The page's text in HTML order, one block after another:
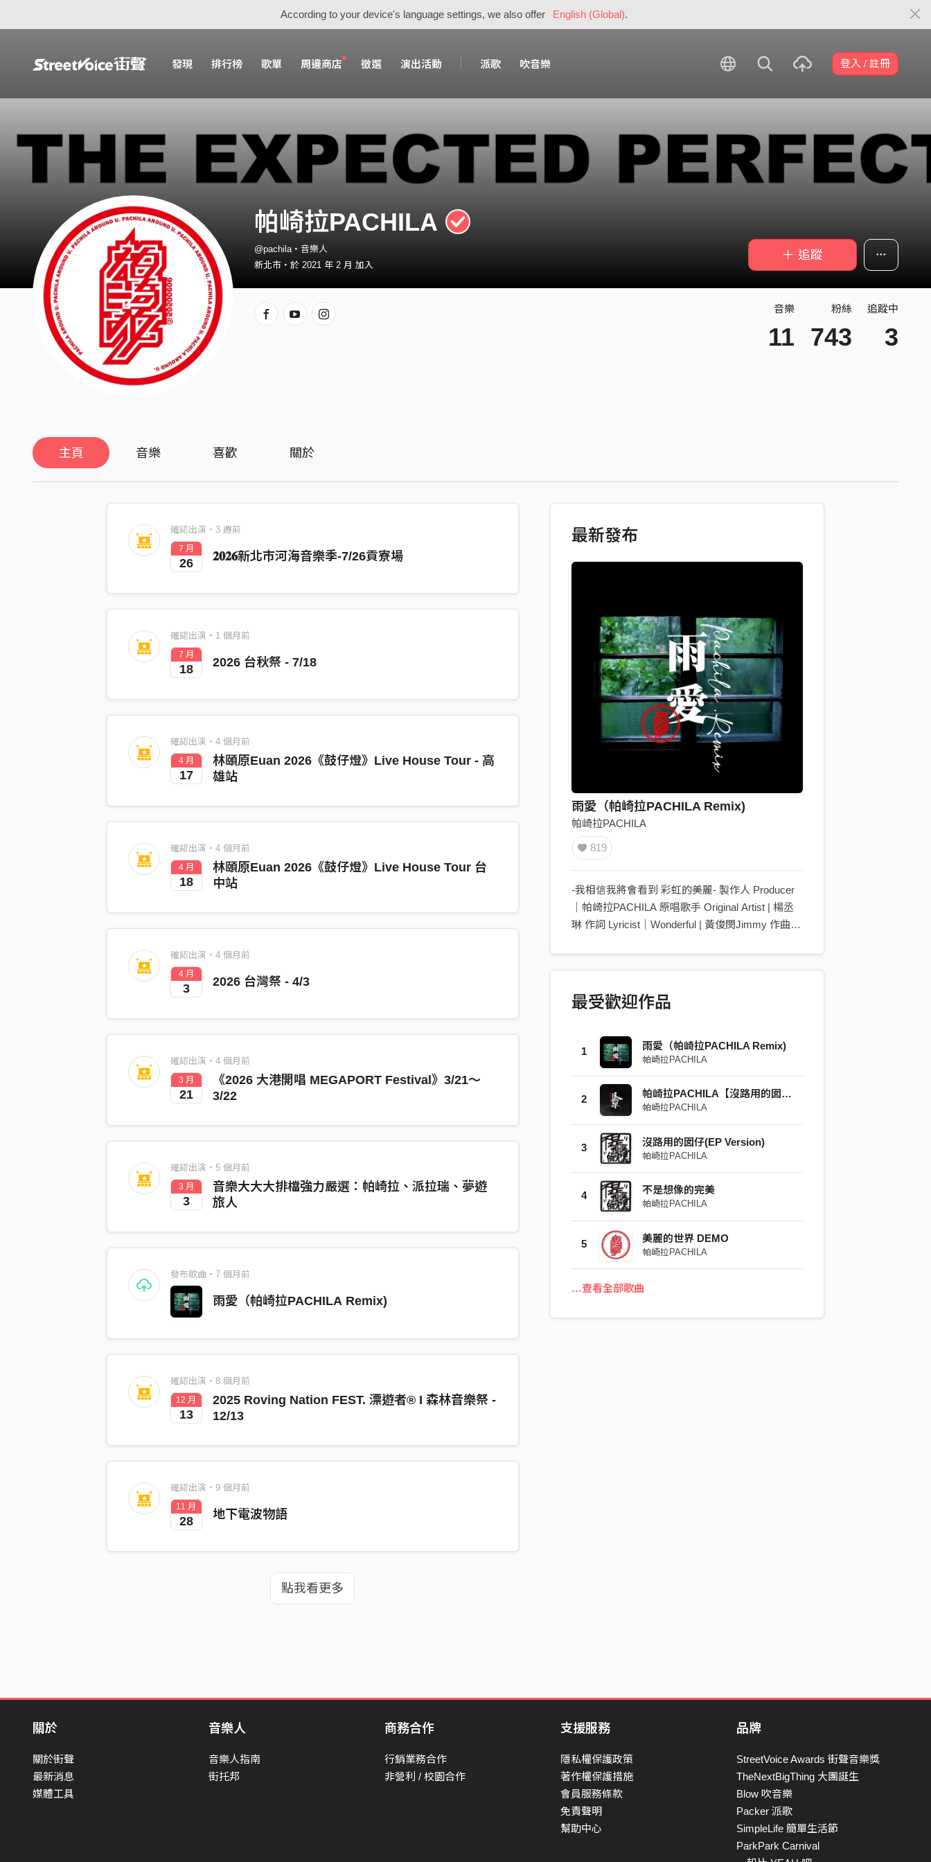
According to your device's language settings, we also offer English (Global).
發現 排行榜 歌單 周邊商店 徵選 演出活動 派歌 吹音樂 登入 / 註冊
帕崎拉PACHILA
@pachila・音樂人
新北市・於 2021 年 2 月 加入
＋ 追蹤
音樂
11
粉絲
743
追蹤中
3
主頁 音樂 喜歡 關於
確認出演・3 週前
7 月
26 𝟐𝟎𝟐𝟔新北市河海音樂季-7/26貢寮場
確認出演・1 個月前
7 月
18 2026 台秋祭 - 7/18
確認出演・4 個月前
4 月
17
林頤原Euan 2026《鼓仔燈》Live House Tour - 高
雄站
確認出演・4 個月前
4 月
18
林頤原Euan 2026《鼓仔燈》Live House Tour 台
中站
確認出演・4 個月前
4 月
3 2026 台灣祭 - 4/3
確認出演・4 個月前
3 月
21
《2026 大港開唱 MEGAPORT Festival》3/21～
3/22
確認出演・5 個月前
3 月
3
音樂大大大排檔強力嚴選：帕崎拉、派拉瑞、夢遊
旅人
發布歌曲・7 個月前
雨愛（帕崎拉PACHILA Remix)
確認出演・8 個月前
12 月
13
2025 Roving Nation FEST. 漂遊者® I 森林音樂祭 -
12/13
確認出演・9 個月前
11 月
28 地下電波物語
點我看更多
最新發布
雨愛（帕崎拉PACHILA Remix)
帕崎拉PACHILA
819
-我相信我將會看到 彩虹的美麗- 製作人 Producer
｜帕崎拉PACHILA 原唱歌手 Original Artist | 楊丞
琳 作詞 Lyricist｜Wonderful | 黃俊閔Jimmy 作曲
閔Jimmy 電吉他 Electric Guitar｜許晉維 小龍 貝斯
Bass｜陳奕安 Ian 鼓 Drums｜馬逸勤 DAMA 人聲
人聲錄音師 Vocal Recording Engineer｜GAOGE
4150 混音工程師 Mixing Engineer｜于修 Yssue /
Eason13 混音工作室 Mixing Studio｜淨土
PURELAND 母帶後期處理工程師Mastering
Engineer｜于修 Yssue / Eason13 母帶後期處理錄
音室Mastering Studio｜淨土 PURELAND
最受歡迎作品
1 雨愛（帕崎拉PACHILA Remix)
帕崎拉PACHILA
2 帕崎拉PACHILA【沒路用的囡仔】
帕崎拉PACHILA
3 沒路用的囡仔(EP Version)
帕崎拉PACHILA
4 不是想像的完美
帕崎拉PACHILA
5 美麗的世界 DEMO
帕崎拉PACHILA
…查看全部歌曲
關於
關於街聲
最新消息
媒體工具
音樂人
音樂人指南
街托邦
商務合作
行銷業務合作
非營利 / 校園合作
支援服務
隱私權保護政策
著作權保護措施
會員服務條款
免責聲明
幫助中心
品牌
StreetVoice Awards 街聲音樂獎
TheNextBigThing 大團誕生
Blow 吹音樂
Packer 派歌
SimpleLife 簡單生活節
ParkPark Carnival